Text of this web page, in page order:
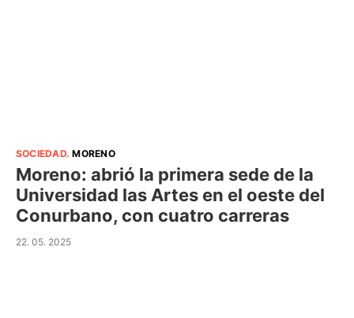
SOCIEDAD.MORENO
Moreno: abrió la primera sede de la
Universidad las Artes en el oeste del
Conurbano, con cuatro carreras
22. 05. 2025